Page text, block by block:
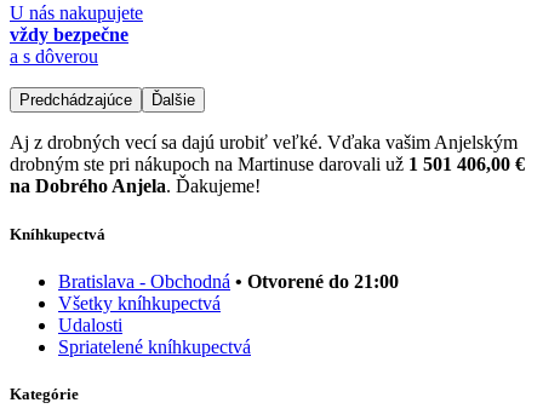
U nás nakupujete
vždy bezpečne
a s dôverou
Predchádzajúce Ďalšie
Aj z drobných vecí sa dajú urobiť veľké. Vďaka vašim Anjelským
drobným ste pri nákupoch na Martinuse darovali už 1 501 406,00 €
na Dobrého Anjela. Ďakujeme!
Kníhkupectvá
Bratislava - Obchodná • Otvorené do 21:00
Všetky kníhkupectvá
Udalosti
Spriatelené kníhkupectvá
Kategórie